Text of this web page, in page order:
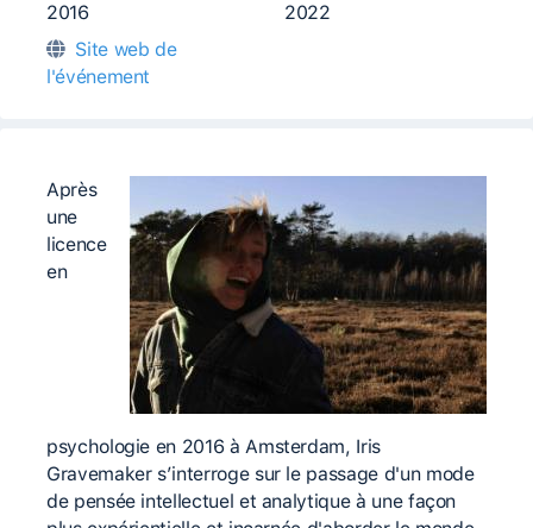
2016
2022
Site web de
l'événement
Après
une
licence
en
psychologie en 2016 à Amsterdam, Iris
Gravemaker s’interroge sur le passage d'un mode
de pensée intellectuel et analytique à une façon